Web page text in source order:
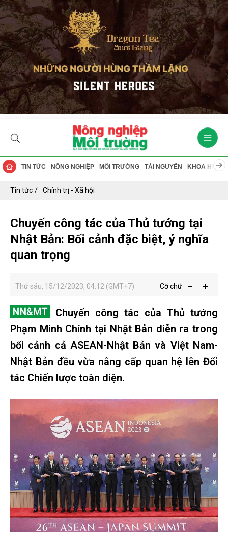
TIN TỨC NÔNG NGHIỆP MÔI TRƯỜNG TÀI NGUYÊN KHOA HỌC
Tin tức Chính trị - Xã hội
Chuyến công tác của Thủ tướng tại
Nhật Bản: Bối cảnh đặc biệt, ý nghĩa
quan trọng
Thứ sáu, 15/12/2023, 04:12 (GMT+7) Cỡ chữ
Chuyến công tác của Thủ tướng
Phạm Minh Chính tại Nhật Bản diễn ra trong
bối cảnh cả ASEAN-Nhật Bản và Việt Nam-
Nhật Bản đều vừa nâng cấp quan hệ lên Đối
tác Chiến lược toàn diện.